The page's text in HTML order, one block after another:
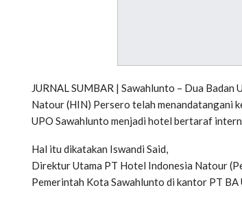
JURNAL SUMBAR | Sawahlunto – Dua
Natour (HIN) Persero telah menandatangani
UPO Sawahlunto menjadi hotel bertaraf
Hal itu dikatakan Iswandi Said,
Direktur Utama PT Hotel Indonesia Natour
Pemerintah Kota Sawahlunto di kantor PT